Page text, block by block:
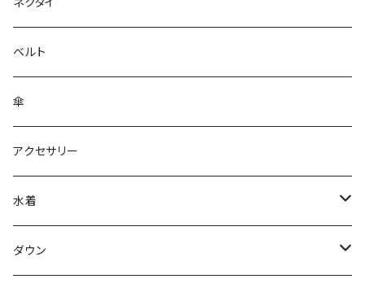
ベルト
傘
アクセサリー
水着
～44/S
ダウン